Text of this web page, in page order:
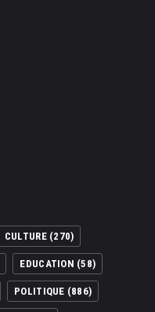
CULTURE(270)
EDUCATION (58)
POLITIQUE (886)